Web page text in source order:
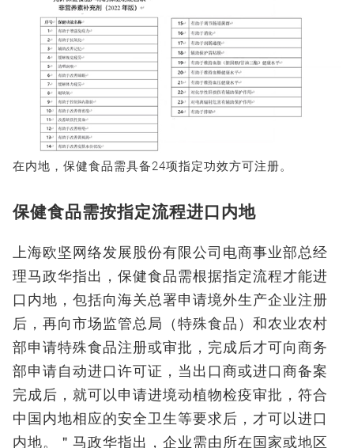
在内地，保健食品需具备24项指定功效方可注册。
保健食品需按指定流程进口内地
上海欧坚网络发展股份有限公司电商事业部总经
理马政华指出，保健食品需根据指定流程才能进
口内地，包括向海关总署申请境外生产企业注册
后，再向市场监管总局（特殊食品）和农业农村
部申请特殊食品注册或审批，完成后才可向商务
部申请自动进口许可证，当出口商或进口商备案
完成后，就可以申请进境动植物检疫审批，符合
中国内地相应的安全卫生等要求后，才可以进口
内地。＂马政华指出，企业需由所在国家或地区